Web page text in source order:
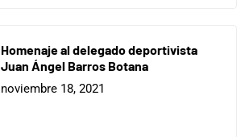
Homenaje al delegado deportivista
Juan Ángel Barros Botana
noviembre 18, 2021